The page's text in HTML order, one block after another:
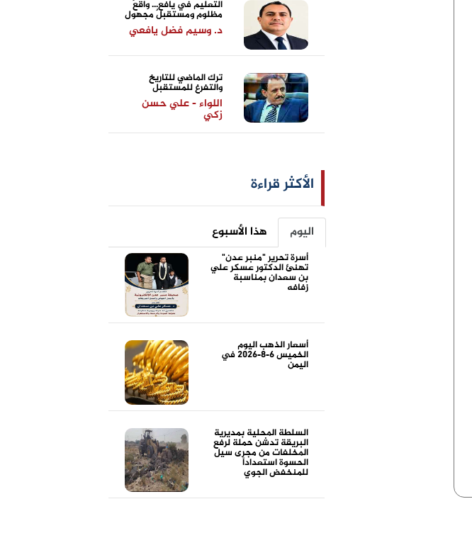
التعليم في يافع... واقعٌ
مظلوم ومستقبلٌ مجهول
د. وسيم فضل يافعي
ترك الماضي للتاريخ
والتفرغ للمستقبل
اللواء - علي حسن
زكي
الأكثر قراءة
اليوم هذا الأسبوع
أسرة تحرير "منبر عدن"
تهنئ الدكتور عسكر علي
بن سعدان بمناسبة
زفافه
أسعار الذهب اليوم
الخميس 6-8-2026 في
اليمن
السلطة المحلية بمديرية
البريقة تدشن حملة لرفع
المخلفات من مجرى سيل
الحسوة استعداداً
للمنخفض الجوي